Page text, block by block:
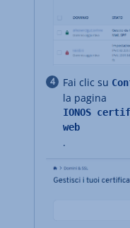
Fai clic su
la pagina
IONOS
web
.